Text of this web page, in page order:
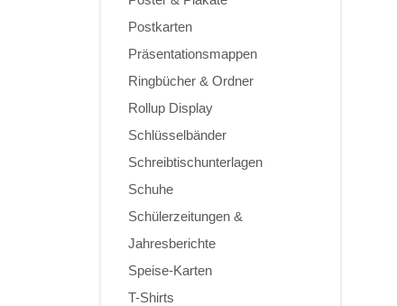
Postkarten
Präsentationsmappen
Ringbücher & Ordner
Rollup Display
Schlüsselbänder
Schreibtischunterlagen
Schuhe
Schülerzeitungen &
Jahresberichte
Speise-Karten
T-Shirts